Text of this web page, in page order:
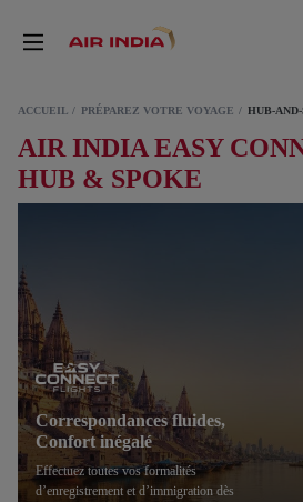
ACCUEIL PRÉPAREZ VOTRE VOYAGE HUB-
AIR INDIA EASY
HUB & SPOKE
Correspondances fluides,
Confort inégalé
Effectuez toutes vos formalités
d’enregistrement et d’immigration dès